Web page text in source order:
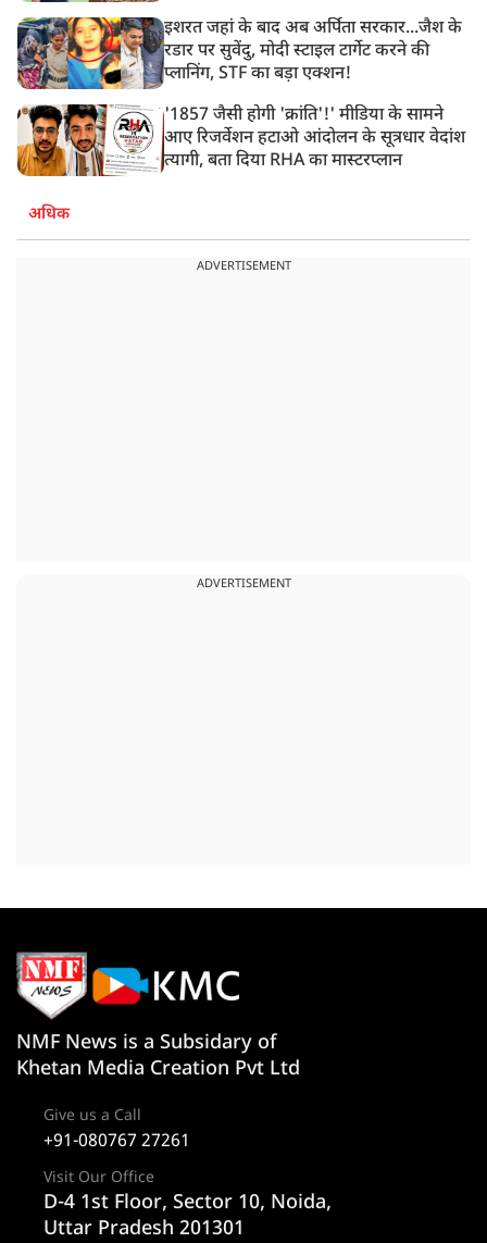
इशरत जहां के बाद अब अर्पिता सरकार...जैश के
रडार पर सुवेंदु, मोदी स्टाइल टार्गेट करने की
प्लानिंग, STF का बड़ा एक्शन!
'1857 जैसी होगी 'क्रांति'!' मीडिया के सामने
आए रिजर्वेशन हटाओ आंदोलन के सूत्रधार वेदांश
त्यागी, बता दिया RHA का मास्टरप्लान
अधिक
ADVERTISEMENT
ADVERTISEMENT
NMF News is a Subsidary of
Khetan Media Creation Pvt Ltd
Give us a Call
+91-080767 27261
Visit Our Office
D-4 1st Floor, Sector 10, Noida,
Uttar Pradesh 201301